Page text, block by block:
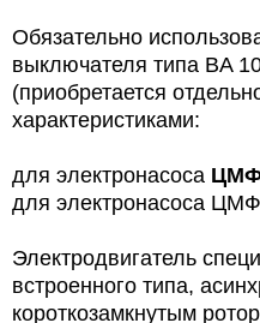
Обязательно
выключателя типа BA
(приобретается
характеристиками:
для электронасоса ЦМФ
для электронасоса
Электродвигатель
встроенного типа,
короткозамкнутым